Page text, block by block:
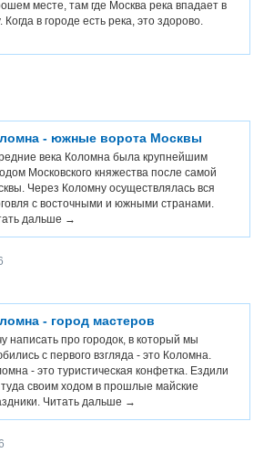
месте, там где Москва река впадает в
Когда в городе есть река, это здорово.
- южные ворота Москвы
века Коломна была крупнейшим
Московского княжества после самой
Через Коломну осуществлялась вся
с восточными и южными странами.
дальше →
- город мастеров
написать про городок, в который мы
с первого взгляда - это Коломна.
- это туристическая конфетка. Ездили
своим ходом в прошлые майские
Читать дальше →